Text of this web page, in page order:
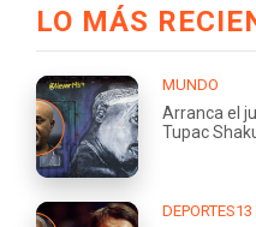
LO MÁS
MUNDO
Arranca el
Tupac
DEPORTES13